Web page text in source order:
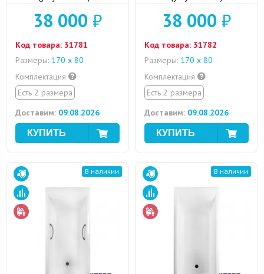
отверстиями для ручек
38 000 ₽
Код товара: 31781
Размеры: 170 x 80
Комплектация
Есть 2 размера
Доставим: 09.08.2026
38 000 ₽
Код товара: 31782
Размеры: 170 x 80
Комплектация
Есть 2 размера
Доставим: 09.08.2026
В наличии В наличии